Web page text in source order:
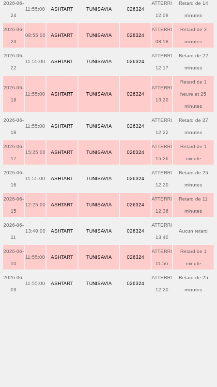
2026-06-
24
11:55:00 ASHTART TUNISAVIA 026324
ATTERRI
12:09
Retard de 14
minutes
2026-06-
23
08:55:00 ASHTART TUNISAVIA 026324
ATTERRI
08:58
Retard de 3
minutes
2026-06-
22
11:55:00 ASHTART TUNISAVIA 026324
ATTERRI
12:17
Retard de 22
minutes
2026-06-
19
11:55:00 ASHTART TUNISAVIA 026324
ATTERRI
13:20
Retard de 1
heure et 25
minutes
2026-06-
18
11:55:00 ASHTART TUNISAVIA 026324
ATTERRI
12:22
Retard de 27
minutes
2026-06-
17
15:25:00 ASHTART TUNISAVIA 026324
ATTERRI
15:26
Retard de 1
minute
2026-06-
16
11:55:00 ASHTART TUNISAVIA 026324
ATTERRI
12:20
Retard de 25
minutes
2026-06-
15
12:25:00 ASHTART TUNISAVIA 026324
ATTERRI
12:36
Retard de 11
minutes
2026-06-
11
13:40:00 ASHTART TUNISAVIA 026324
ATTERRI
13:40
Aucun retard
2026-06-
10
11:55:00 ASHTART TUNISAVIA 026324
ATTERRI
11:56
Retard de 1
minute
2026-06-
09
11:55:00 ASHTART TUNISAVIA 026324
ATTERRI
12:20
Retard de 25
minutes